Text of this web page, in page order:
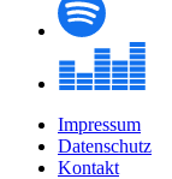
Impressum
Datenschutz
Kontakt